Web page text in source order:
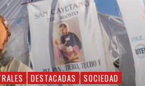
DESTACADAS SOCIEDAD